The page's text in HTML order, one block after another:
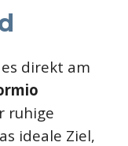
direkt am
ruhige
ideale Ziel,